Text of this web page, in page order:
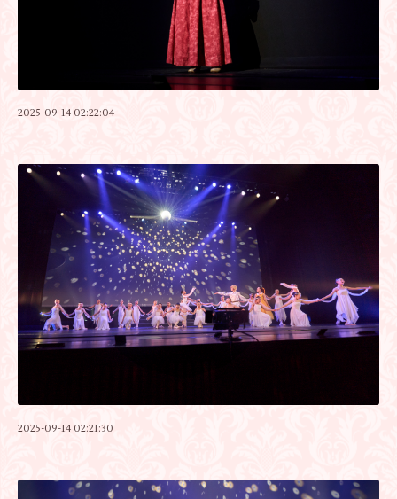
2025-09-14 02:22:04
2025-09-14 02:21:30